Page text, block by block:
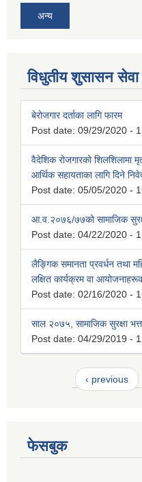
अन्य
विधुतीय शुसासन सेवा
बेरोजगार दर्ताका लागि फारम
Post date: 09/29/2020 -
वैदेशिक रोजगारको शिलशिलामा
आर्थिक सहायताका लागि दिने
Post date: 05/05/2020 -
आ.व.२०७६/७७को सामाजिक
Post date: 04/22/2020 -
लैङ्गिक समानता प्रवर्धन तथा
लक्षित कार्यक्रम वा
Post date: 02/16/2020 -
साल २०७५, सामाजिक सुरक्षा
Post date: 04/29/2019 -
‹ previous
फेसबुक